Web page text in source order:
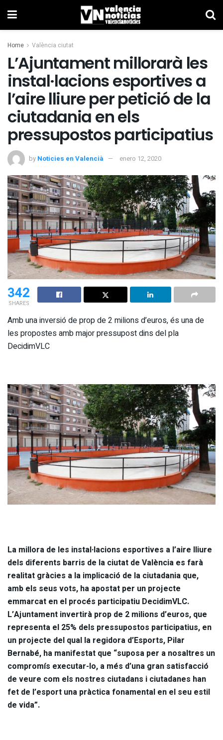
Home València ciutat
L’Ajuntament millorarà les
instal·lacions esportives a
l’aire lliure per petició de la
ciutadania en els
pressupostos participatius
by Noticies en Valencià enero 12, 2020
342
SHARES
Amb una inversió de prop de 2 milions d’euros, és una de
les propostes amb major pressupost dins del pla
DecidimVLC
La millora de les instal·lacions esportives a l’aire lliure
dels diferents barris de la ciutat de València es farà
realitat gràcies a la implicació de la ciutadania que,
amb els seus vots, ha apostat per un projecte
emmarcat en el procés participatiu DecidimVLC.
L’Ajuntament invertirà prop de 2 milions d’euros, que
representa el 25% dels pressupostos participatius, en
un projecte del qual la regidora d’Esports, Pilar
Bernabé, ha manifestat que “suposa per a nosaltres un
compromís executar-lo, a més d’una gran satisfacció
de veure com els nostres ciutadans i ciutadanes han
fet de l’esport una pràctica fonamental en el seu estil
de vida”.